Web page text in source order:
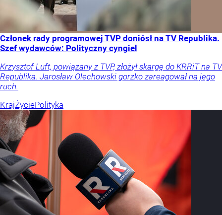
Członek rady programowej TVP doniósł na TV Republika.
Szef wydawców: Polityczny cyngiel
Krzysztof Luft, powiązany z TVP, złożył skargę do KRRiT na TV
Republika. Jarosław Olechowski gorzko zareagował na jego
ruch.
KrajŻyciePolityka